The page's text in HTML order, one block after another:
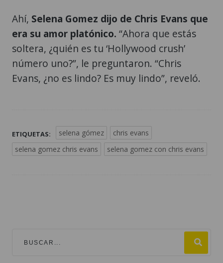
Ahí, Selena Gomez dijo de Chris Evans que
era su amor platónico. “Ahora que estás
soltera, ¿quién es tu ‘Hollywood crush’
número uno?”, le preguntaron. “Chris
Evans, ¿no es lindo? Es muy lindo”, reveló.
ETIQUETAS: selena gómez
chris evans
selena gomez chris evans
selena gomez con chris evans